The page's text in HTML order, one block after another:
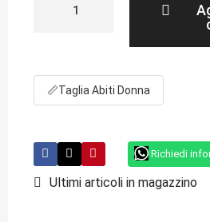
📏Taglia Abiti Donna
Richiedi
Ultimi articoli in magazzino